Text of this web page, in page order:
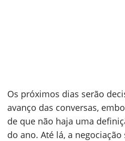
Os próximos dias serão
avanço das conversas,
de que não haja uma
do ano. Até lá, a